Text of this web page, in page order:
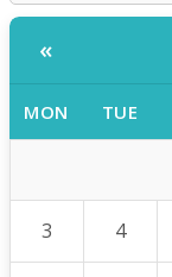
«
MON TUE
3 4